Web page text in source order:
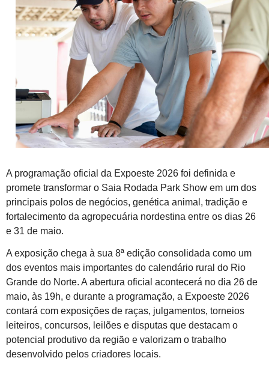
A programação oficial da Expoeste 2026 foi definida e
promete transformar o Saia Rodada Park Show em um dos
principais polos de negócios, genética animal, tradição e
fortalecimento da agropecuária nordestina entre os dias 26
e 31 de maio.
A exposição chega à sua 8ª edição consolidada como um
dos eventos mais importantes do calendário rural do Rio
Grande do Norte. A abertura oficial acontecerá no dia 26 de
maio, às 19h, e durante a programação, a Expoeste 2026
contará com exposições de raças, julgamentos, torneios
leiteiros, concursos, leilões e disputas que destacam o
potencial produtivo da região e valorizam o trabalho
desenvolvido pelos criadores locais.